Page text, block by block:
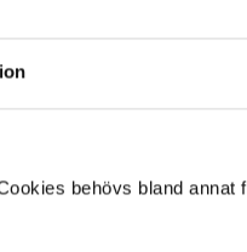
behövs bland annat